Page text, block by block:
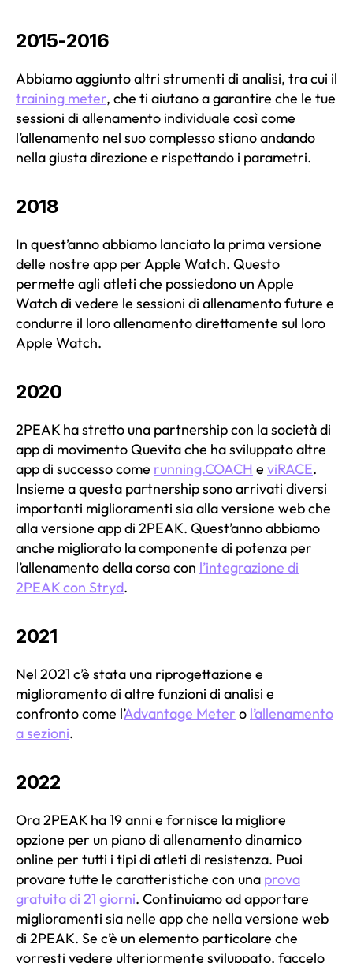
2015-2016
Abbiamo aggiunto altri strumenti di analisi, tra cui il
training meter, che ti aiutano a garantire che le tue
sessioni di allenamento individuale così come
l’allenamento nel suo complesso stiano andando
nella giusta direzione e rispettando i parametri.
2018
In quest’anno abbiamo lanciato la prima versione
delle nostre app per Apple Watch. Questo
permette agli atleti che possiedono un Apple
Watch di vedere le sessioni di allenamento future e
condurre il loro allenamento direttamente sul loro
Apple Watch.
2020
2PEAK ha stretto una partnership con la società di
app di movimento Quevita che ha sviluppato altre
app di successo come running.COACH e viRACE.
Insieme a questa partnership sono arrivati diversi
importanti miglioramenti sia alla versione web che
alla versione app di 2PEAK. Quest’anno abbiamo
anche migliorato la componente di potenza per
l’allenamento della corsa con l’integrazione di
2PEAK con Stryd.
2021
Nel 2021 c’è stata una riprogettazione e
miglioramento di altre funzioni di analisi e
confronto come l’Advantage Meter o l’allenamento
a sezioni.
2022
Ora 2PEAK ha 19 anni e fornisce la migliore
opzione per un piano di allenamento dinamico
online per tutti i tipi di atleti di resistenza. Puoi
provare tutte le caratteristiche con una prova
gratuita di 21 giorni. Continuiamo ad apportare
miglioramenti sia nelle app che nella versione web
di 2PEAK. Se c’è un elemento particolare che
vorresti vedere ulteriormente sviluppato, faccelo